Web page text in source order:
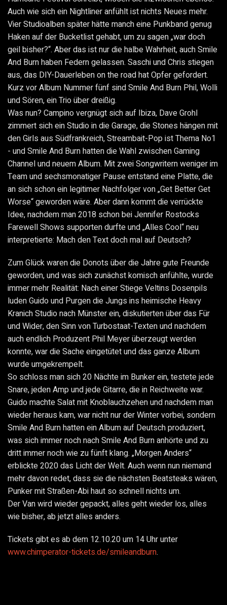
Auch wie sich ein Nightliner anfühlt ist nichts Neues mehr.
Vier Studioalben später hätte manch eine Punkband genug
Haken auf der Bucketlist gehabt, um zu sagen „war doch
geil bisher?“. Aber das ist nur die halbe Wahrheit, auch Smile
And Burn haben Federn gelassen. Saschi und Chris stiegen
aus, das DIY-Dauerleben on the road hat Opfer gefordert.
Kurz vor Album Nummer fünf sind Smile And Burn Phil, Wolli
und Sören, ein Trio über dreißig.
Was nun? Campino vergnügt sich auf Ibiza, Dave Grohl
zimmert sich ein Studio in die Garage, die Stones hängen mit
den Girls aus Südfrankreich, Streambait-Pop ist Thema No1
- und Smile And Burn hatten die Wahl zwischen Gaming
Channel und neuem Album. Mit zwei Songwritern weniger im
Team und sechsmonatiger Pause entstand eine Platte, die
an sich schon ein legitimer Nachfolger von „Get Better Get
Worse“ geworden wäre. Aber dann kommt die verrückte
Idee, nachdem man 2018 schon bei Jennifer Rostocks
Farewell Shows supporten durfte und „Alles Cool“ neu
interpretierte: Mach den Text doch mal auf Deutsch?
Zum Glück waren die Donots über die Jahre gute Freunde
geworden, und was sich zunächst komisch anfühlte, wurde
immer mehr Realität: Nach einer Stiege Veltins Dosenpils
luden Guido und Purgen die Jungs ins heimische Heavy
Kranich Studio nach Münster ein, diskutierten über das Für
und Wider, den Sinn von Turbostaat-Texten und nachdem
auch endlich Produzent Phil Meyer überzeugt werden
konnte, war die Sache eingetütet und das ganze Album
wurde umgekrempelt.
So schloss man sich 20 Nächte im Bunker ein, testete jede
Snare, jeden Amp und jede Gitarre, die in Reichweite war.
Guido machte Salat mit Knoblauchzehen und nachdem man
wieder heraus kam, war nicht nur der Winter vorbei, sondern
Smile And Burn hatten ein Album auf Deutsch produziert,
was sich immer noch nach Smile And Burn anhörte und zu
dritt immer noch wie zu fünft klang. „Morgen Anders“
erblickte 2020 das Licht der Welt. Auch wenn nun niemand
mehr davon redet, dass sie die nächsten Beatsteaks wären,
Punker mit Straßen-Abi haut so schnell nichts um.
Der Van wird wieder gepackt, alles geht wieder los, alles
wie bisher, ab jetzt alles anders.
Tickets gibt es ab dem 12.10.20 um 14 Uhr unter
www.chimperator-tickets.de/smileandburn.